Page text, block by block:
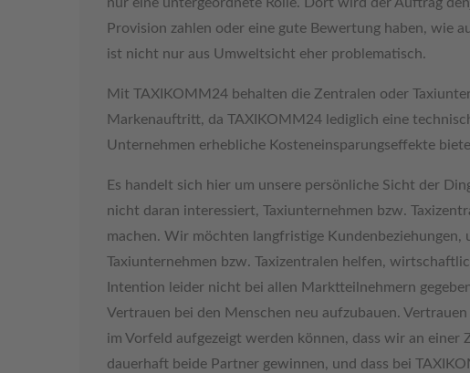
nur eine untergeordnete Rolle. Dort wird der Auftrag
Provision zahlen oder eine gute Bewertung haben, wie
ist nicht nur aus Umweltsicht eher problematisch.
Mit TAXIKOMM24 behalten die Zentralen oder
Markenauftritt, da TAXIKOMM24 lediglich eine
Unternehmen erhebliche Kosteneinsparungseffekte
Es handelt sich hier um unsere persönliche Sicht der
nicht daran interessiert, Taxiunternehmen bzw.
machen. Wir möchten langfristige Kundenbeziehungen,
Taxiunternehmen bzw. Taxizentralen helfen,
Intention leider nicht bei allen Marktteilnehmern
Vertrauen bei den Menschen neu aufzubauen.
im Vorfeld aufgezeigt werden können, dass wir an einer
dauerhaft beide Partner gewinnen, und dass bei